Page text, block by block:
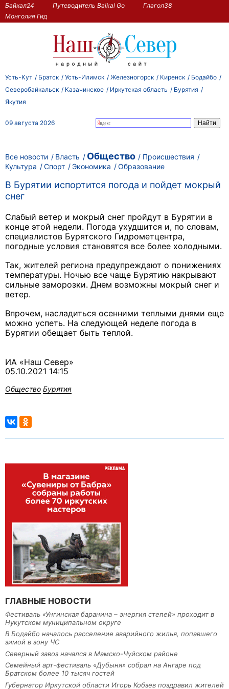
Байкал24 Путеводитель Baikal Go
Глагол38
Монголия Гид
Усть-Кут Братск Усть-Илимск Железногорск Киренск
Бодайбо
Северобайкальск
Казачинское Иркутская область
Бурятия
Якутия
09 августа 2026
Все новости Власть Общество
Происшествия
Культура
Спорт Экономика Образование
В Бурятии испортится погода и пойдет мокрый
снег
Слабый ветер и мокрый снег пройдут в Бурятии в
конце этой недели. Погода ухудшится и, по словам,
специалистов Бурятского Гидрометцентра,
погодные условия становятся все более холодными.
Так, жителей региона предупреждают о понижениях
температуры. Ночью все чаще Бурятию накрывают
сильные заморозки. Днем возможны мокрый снег и
ветер.
Впрочем, насладиться осенними теплыми днями еще
можно успеть. На следующей неделе погода в
Бурятии обещает быть теплой.
ИА «Наш Север»
05.10.2021 14:15
Общество Бурятия
ГЛАВНЫЕ НОВОСТИ
Фестиваль «Унгинская баранина – энергия степей» проходит в
Нукутском муниципальном округе
В Бодайбо началось расселение аварийного жилья, попавшего
зимой в зону ЧС
Северный завоз начался в Мамско-Чуйском районе
Семейный арт-фестиваль «Дубыня» собрал на Ангаре под
Братском более 10 тысяч гостей
Губернатор Иркутской области Игорь Кобзев поздравил жителей